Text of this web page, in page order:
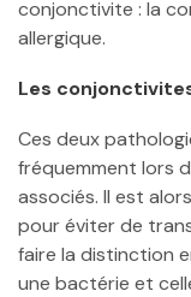
conjonctivite : la
allergique.
Les
Ces deux
fréquemment lors
associés. Il est
pour éviter de
faire la distinction
une bactérie et